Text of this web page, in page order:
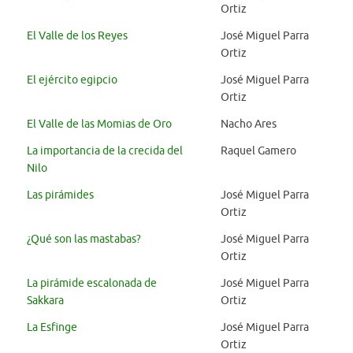
Ortiz
El Valle de los Reyes
José Miguel Parra
Ortiz
El ejército egipcio
José Miguel Parra
Ortiz
El Valle de las Momias de Oro
Nacho Ares
La importancia de la crecida del
Nilo
Raquel Gamero
Las pirámides
José Miguel Parra
Ortiz
¿Qué son las mastabas?
José Miguel Parra
Ortiz
La pirámide escalonada de
Sakkara
José Miguel Parra
Ortiz
La Esfinge
José Miguel Parra
Ortiz